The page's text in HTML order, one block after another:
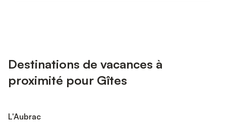
Destinations de vacances à
proximité pour Gîtes
L'Aubrac